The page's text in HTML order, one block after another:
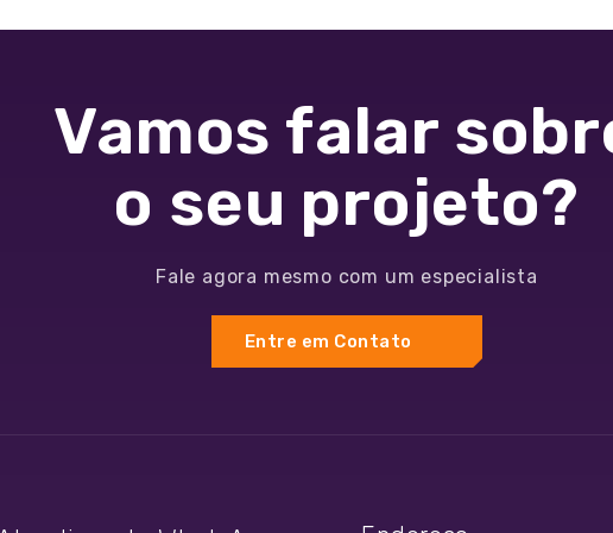
Vamos falar
o seu projeto?
Fale agora mesmo com um especialista
Entre em Contato